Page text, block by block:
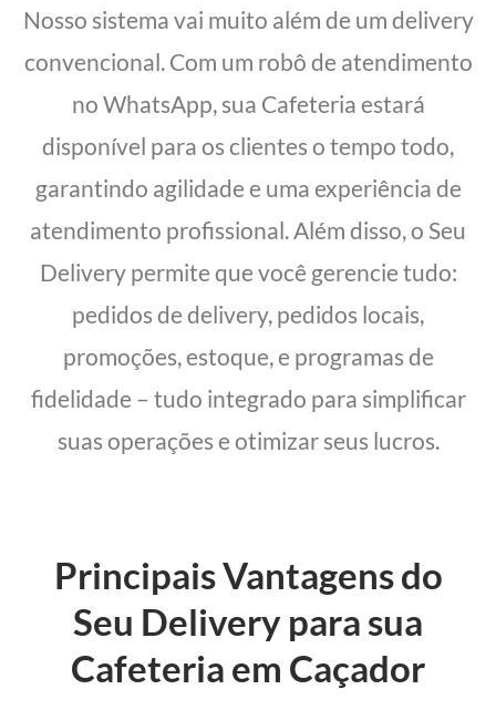
Nosso sistema vai muito além de um delivery
convencional. Com um robô de atendimento
no WhatsApp, sua Cafeteria estará
disponível para os clientes o tempo todo,
garantindo agilidade e uma experiência de
atendimento profissional. Além disso, o Seu
Delivery permite que você gerencie tudo:
pedidos de delivery, pedidos locais,
promoções, estoque, e programas de
fidelidade – tudo integrado para simplificar
suas operações e otimizar seus lucros.
Principais Vantagens do
Seu Delivery para sua
Cafeteria em Caçador